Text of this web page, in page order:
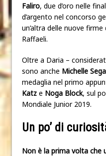
Faliro, due d’oro nelle
d’argento nel concorso
un’altra delle nuove firme
Raffaeli.
Oltre a Daria –
sono anche Michelle
medaglia nel primo
Katz e Noga Block, sul
Mondiale Junior 2019.
Un po’ di
Non è la prima volta che